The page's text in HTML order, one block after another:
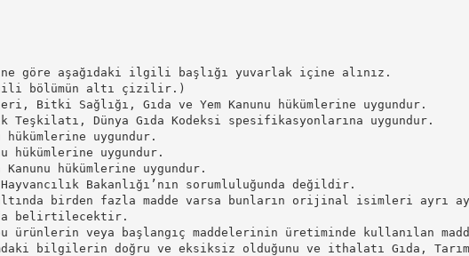
göre aşağıdaki ilgili başlığı yuvarlak içine alınız.
bölümün altı çizilir.)
Bitki Sağlığı, Gıda ve Yem Kanunu hükümlerine uygundur.
Teşkilatı, Dünya Gıda Kodeksi spesifikasyonlarına uygundur.
hükümlerine uygundur.
hükümlerine uygundur.
hükümlerine uygundur.
Bakanlığı’nın sorumluluğunda değildir.
birden fazla madde varsa bunların orijinal isimleri ayrı
belirtilecektir.
veya başlangıç maddelerinin üretiminde kullanılan
bilgilerin doğru ve eksiksiz olduğunu ve ithalatı Gıda, Tarım